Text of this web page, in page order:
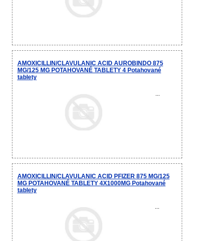
AMOXICILLIN/CLAVULANIC ACID AUROBINDO 875
MG/125 MG POTAHOVANÉ TABLETY 4 Potahované
tablety
...
AMOXICILLIN/CLAVULANIC ACID PFIZER 875 MG/125
MG POTAHOVANÉ TABLETY 4X1000MG Potahované
tablety
...